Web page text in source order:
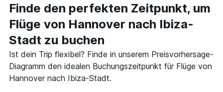
Finde den perfekten Zeitpunkt, um
Flüge von Hannover nach Ibiza-
Stadt zu buchen
Ist dein Trip flexibel? Finde in unserem Preisvorhersage-
Diagramm den idealen Buchungszeitpunkt für Flüge von
Hannover nach Ibiza-Stadt.